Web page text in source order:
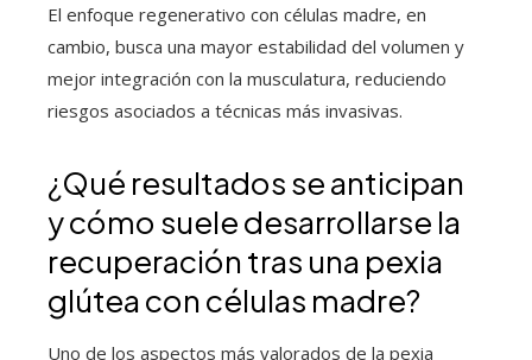
El enfoque regenerativo con células madre, en
cambio, busca una mayor estabilidad del volumen y
mejor integración con la musculatura, reduciendo
riesgos asociados a técnicas más invasivas.
¿Qué resultados se anticipan
y cómo suele desarrollarse la
recuperación tras una pexia
glútea con células madre?
Uno de los aspectos más valorados de la pexia